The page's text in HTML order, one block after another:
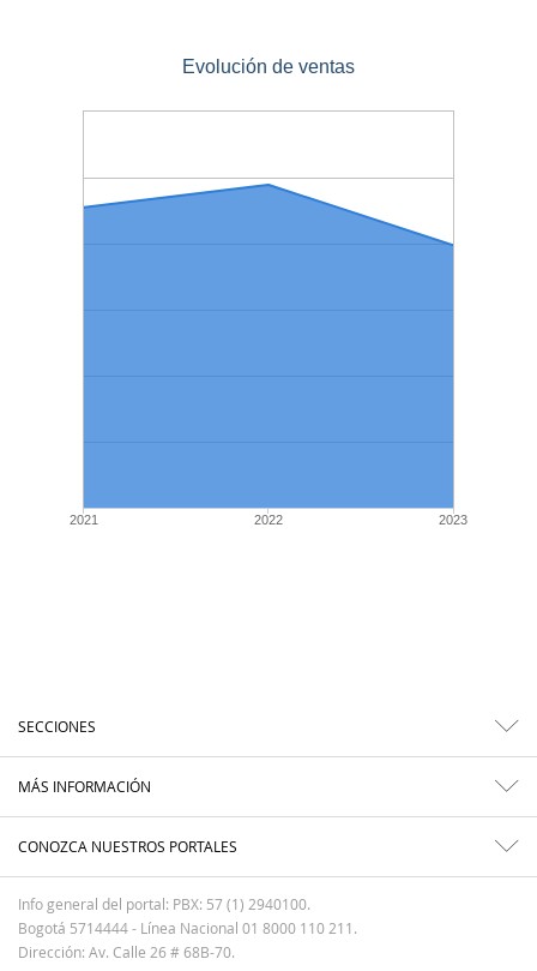
Evolución de ventas
2021 2022 2023
SECCIONES
MÁS INFORMACIÓN
CONOZCA NUESTROS PORTALES
Info general del portal: PBX: 57 (1) 2940100.
Bogotá 5714444 - Línea Nacional 01 8000 110 211.
Dirección: Av. Calle 26 # 68B-70.